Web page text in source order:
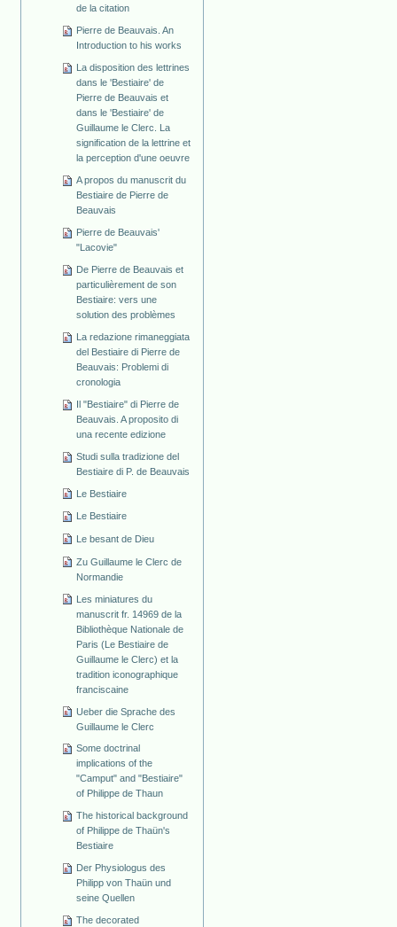
de la citation
Pierre de Beauvais. An
Introduction to his works
La disposition des lettrines
dans le 'Bestiaire' de
Pierre de Beauvais et
dans le 'Bestiaire' de
Guillaume le Clerc. La
signification de la lettrine et
la perception d'une oeuvre
A propos du manuscrit du
Bestiaire de Pierre de
Beauvais
Pierre de Beauvais'
"Lacovie"
De Pierre de Beauvais et
particulièrement de son
Bestiaire: vers une
solution des problèmes
La redazione rimaneggiata
del Bestiaire di Pierre de
Beauvais: Problemi di
cronologia
Il "Bestiaire" di Pierre de
Beauvais. A proposito di
una recente edizione
Studi sulla tradizione del
Bestiaire di P. de Beauvais
Le Bestiaire
Le Bestiaire
Le besant de Dieu
Zu Guillaume le Clerc de
Normandie
Les miniatures du
manuscrit fr. 14969 de la
Bibliothèque Nationale de
Paris (Le Bestiaire de
Guillaume le Clerc) et la
tradition iconographique
franciscaine
Ueber die Sprache des
Guillaume le Clerc
Some doctrinal
implications of the
"Camput" and "Bestiaire"
of Philippe de Thaun
The historical background
of Philippe de Thaün's
Bestiaire
Der Physiologus des
Philipp von Thaün und
seine Quellen
The decorated